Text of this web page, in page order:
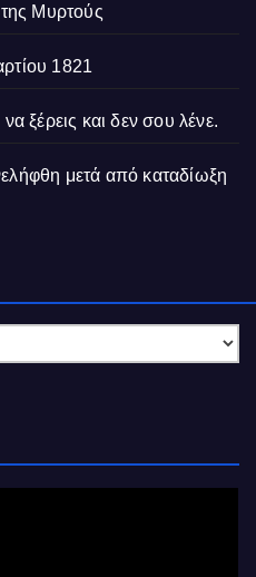
της Μυρτούς
1821
ξέρεις και δεν σου λένε.
μετά από καταδίωξη